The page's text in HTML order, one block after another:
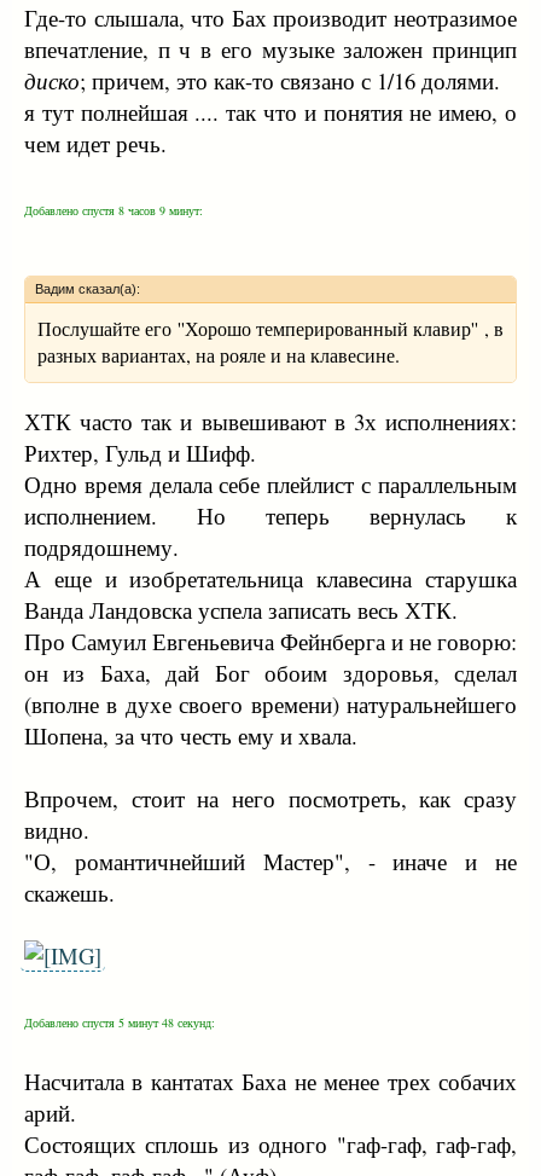
Где-то слышала, что Бах производит неотразимое
впечатление, п ч в его музыке заложен принцип
диско; причем, это как-то связано с 1/16 долями.
я тут полнейшая .... так что и понятия не имею, о
чем идет речь.
Добавлено спустя 8 часов 9 минут:
Вадим сказал(а):
Послушайте его ''Хорошо темперированный клавир'' , в
разных вариантах, на рояле и на клавесине.
ХТК часто так и вывешивают в 3х исполнениях:
Рихтер, Гульд и Шифф.
Одно время делала себе плейлист с параллельным
исполнением. Но теперь вернулась к
подрядошнему.
А еще и изобретательница клавесина старушка
Ванда Ландовска успела записать весь ХТК.
Про Самуил Евгеньевича Фейнберга и не говорю:
он из Баха, дай Бог обоим здоровья, сделал
(вполне в духе своего времени) натуральнейшего
Шопена, за что честь ему и хвала.
Впрочем, стоит на него посмотреть, как сразу
видно.
"О, романтичнейший Мастер", - иначе и не
скажешь.
Добавлено спустя 5 минут 48 секунд:
Насчитала в кантатах Баха не менее трех собачих
арий.
Состоящих сплошь из одного "гаф-гаф, гаф-гаф,